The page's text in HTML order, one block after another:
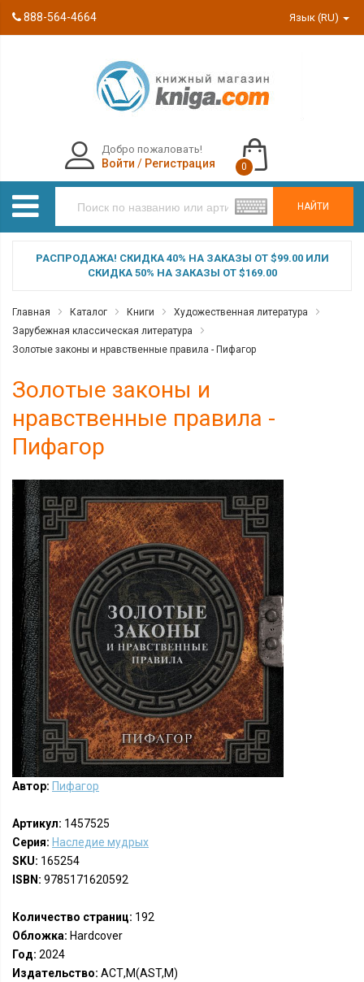
888-564-4664 Язык (RU)
НАЙТИ
Добро пожаловать!
Войти / Регистрация 0
РАСПРОДАЖА! СКИДКА 40% НА ЗАКАЗЫ ОТ $99.00 ИЛИ
СКИДКА 50% НА ЗАКАЗЫ ОТ $169.00
Главная Каталог Книги
Художественная литература
Зарубежная классическая литература
Золотые законы и нравственные правила - Пифагор
Золотые законы и
нравственные правила -
Пифагор
Автор: Пифагор
Артикул: 1457525
Серия: Наследие мудрых
SKU: 165254
ISBN: 9785171620592
Количество страниц: 192
Обложка: Hardcover
Год: 2024
Издательство: АСТ,М(AST,M)